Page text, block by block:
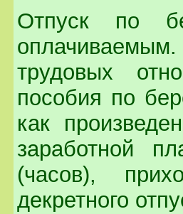
Отпуск по
трудовых
пособия по
как
заработной
(часов),
декретного